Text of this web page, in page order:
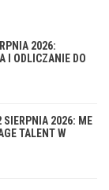
2026:
I ODLICZANIE DO
SIERPNIA 2026: ME
TALENT W